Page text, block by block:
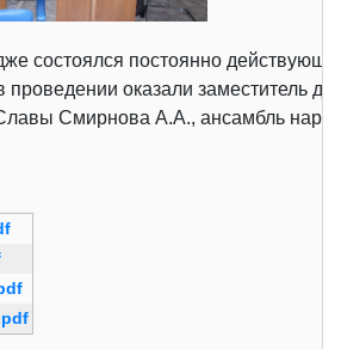
состоялся постоянно
оказали заместитель
Смирнова А.А., ансамбль